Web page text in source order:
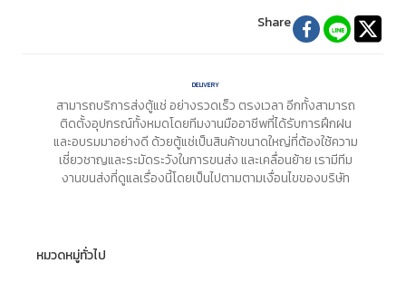
Share
DELIVERY
สามารถบริการส่งตู้แช่ อย่างรวดเร็ว ตรงเวลา อีกทั้งสามารถ
ติดตั้งอุปกรณ์ทั้งหมดโดยทีมงานมืออาชีพที่ได้รับการฝึกฝน
และอบรมมาอย่างดี ด้วยตู้แช่เป็นสินค้าขนาดใหญ่ที่ต้องใช้ความ
เชี่ยวชาญและระมัดระวังในการขนส่ง และเคลื่อนย้าย เรามีทีม
งานขนส่งที่ดูแลเรื่องนี้โดยเป็นไปตามตามเงื่อนไขของบริษัท
หมวดหมู่ทั่วไป